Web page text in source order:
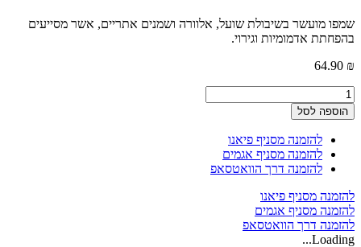
שמפו מועשר בשיבולת שועל, אלוורה ושמנים אתריים, אשר מסייעים
בהפחתת אדמומיות וגירוי.
64.90 ₪
כמות
של
בוגלוגס
שמפו
לכלב
שיבולת
500
מל
הוספה לסל
להזמנה מסניף פיאנו
להזמנה מסניף אגמים
להזמנה דרך הוואטסאפ
להזמנה מסניף פיאנו
להזמנה מסניף אגמים
להזמנה דרך הוואטסאפ
Loading...